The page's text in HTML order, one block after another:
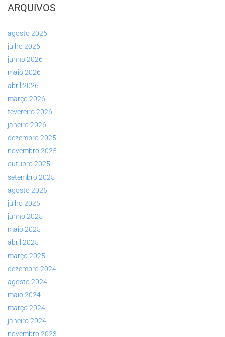
ARQUIVOS
agosto 2026
julho 2026
junho 2026
maio 2026
abril 2026
março 2026
fevereiro 2026
janeiro 2026
dezembro 2025
novembro 2025
outubro 2025
setembro 2025
agosto 2025
julho 2025
junho 2025
maio 2025
abril 2025
março 2025
dezembro 2024
agosto 2024
maio 2024
março 2024
janeiro 2024
novembro 2023